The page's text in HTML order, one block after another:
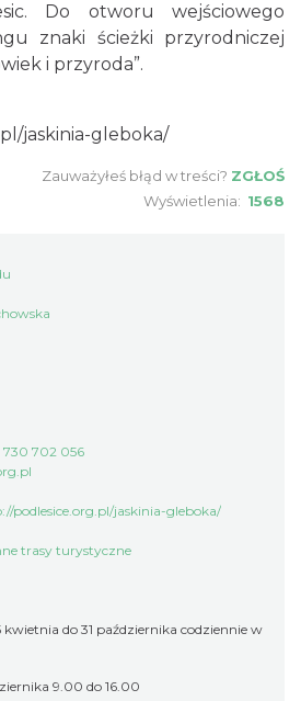
Do otworu wejściowego
znaki ścieżki przyrodniczej
i przyroda”.
jaskinia-gleboka/
Zauważyłeś błąd w treści? ZGŁOŚ
Wyświetlenia: 1568
730 702 056
podlesice.org.pl/jaskinia-gleboka/
trasy turystyczne
kwietnia do 31 października codziennie w
9.00 do 16.00